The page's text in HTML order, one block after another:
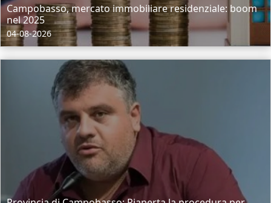
Campobasso, mercato immobiliare residenziale: boom
nel 2025
04-08-2026